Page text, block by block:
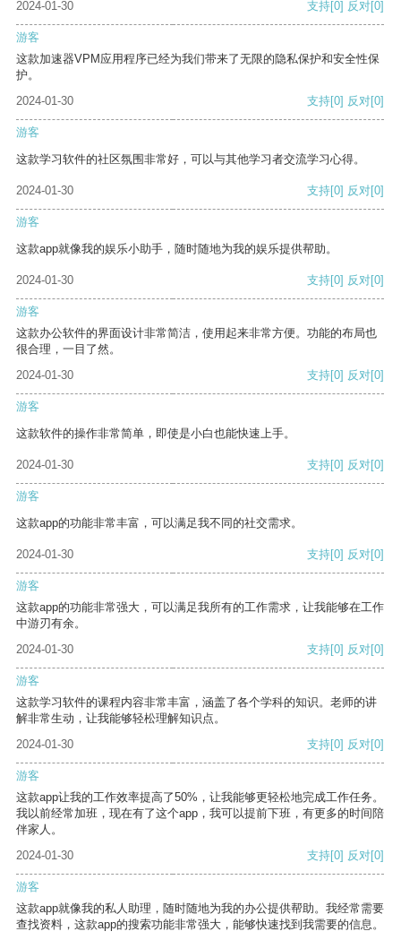
2024-01-30 支持[0] 反对[0]
游客
这款加速器VPM应用程序已经为我们带来了无限的隐私保护和安全性保
护。
2024-01-30
支持[0] 反对[0]
游客
这款学习软件的社区氛围非常好，可以与其他学习者交流学习心得。
2024-01-30 支持[0] 反对[0]
游客
这款app就像我的娱乐小助手，随时随地为我的娱乐提供帮助。
2024-01-30 支持[0] 反对[0]
游客
这款办公软件的界面设计非常简洁，使用起来非常方便。功能的布局也
很合理，一目了然。
2024-01-30
支持[0] 反对[0]
游客
这款软件的操作非常简单，即使是小白也能快速上手。
2024-01-30 支持[0] 反对[0]
游客
这款app的功能非常丰富，可以满足我不同的社交需求。
2024-01-30 支持[0] 反对[0]
游客
这款app的功能非常强大，可以满足我所有的工作需求，让我能够在工作
中游刃有余。
2024-01-30
支持[0] 反对[0]
游客
这款学习软件的课程内容非常丰富，涵盖了各个学科的知识。老师的讲
解非常生动，让我能够轻松理解知识点。
2024-01-30
支持[0] 反对[0]
游客
这款app让我的工作效率提高了50%，让我能够更轻松地完成工作任务。
我以前经常加班，现在有了这个app，我可以提前下班，有更多的时间陪
伴家人。
2024-01-30
支持[0] 反对[0]
游客
这款app就像我的私人助理，随时随地为我的办公提供帮助。我经常需要
查找资料，这款app的搜索功能非常强大，能够快速找到我需要的信息。